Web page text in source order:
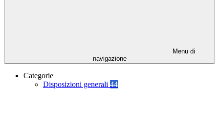
Menu di
navigazione
Categorie
Disposizioni generali 44